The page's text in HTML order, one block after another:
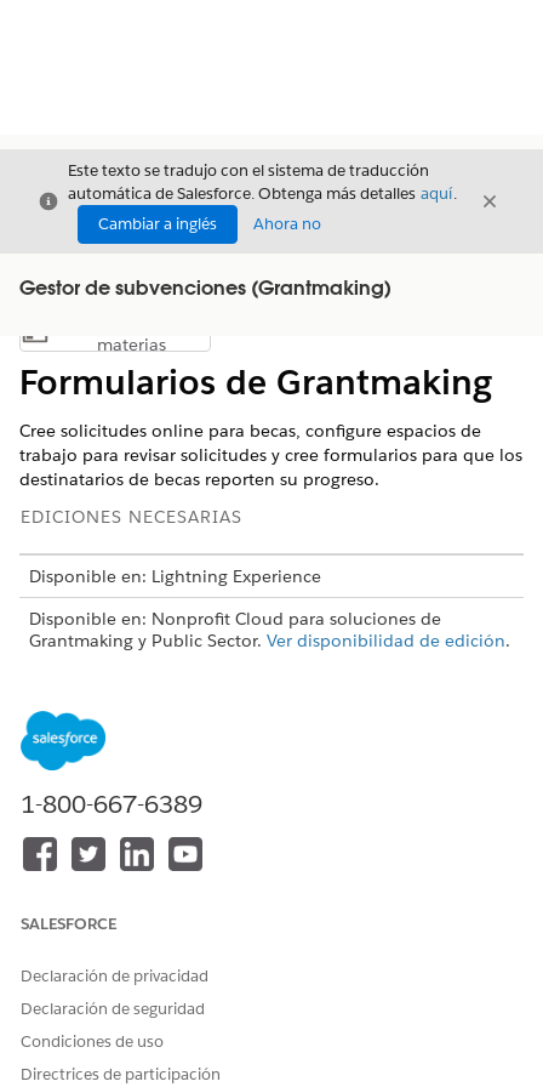
Cerrar
Este texto se tradujo con el sistema de traducción
automática de Salesforce. Obtenga más detalles aquí.
Cambiar a inglés
Ahora no
Cerrar
Gestor de subvenciones (Grantmaking)
Mostrar índice de materias
materias
Formularios de Grantmaking
Cree solicitudes online para becas, configure espacios de
trabajo para revisar solicitudes y cree formularios para que los
destinatarios de becas reporten su progreso.
EDICIONES NECESARIAS
Disponible en: Lightning Experience
Disponible en: Nonprofit Cloud para soluciones de
Grantmaking y Public Sector. Ver disponibilidad de edición.
iniciar una solicitud para un solicitante de becas
Facilite a los solicitantes de subvenciones la tarea de
solicitar fondos creando una solicitud de múltiples fases o
secciones utilizando el Marco de trabajo de formularios.
Configure formularios y solicitudes de Grantmaking
(Gestor de subvenciones) para su sitio de Experience
Cloud. A continuación, cree un flujo para crear una
utilizando un botón en su sitio de Experience Cloud.
grupo de revisiones y Compartir registros de solicitudes
Cree espacios de trabajo de revisión para solicitudes de
becas que proporcionan una forma para que los revisores
1-800-667-6389
SALESFORCE
Declaración de privacidad
Declaración de seguridad
Condiciones de uso
Directrices de participación